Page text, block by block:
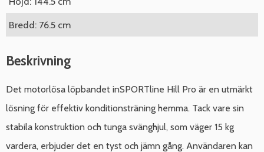
Bredd: 76.5 cm
Beskrivning
Det motorlösa löpbandet inSPORTline Hill Pro är en utmärkt
lösning för effektiv konditionsträning hemma. Tack vare sin
stabila konstruktion och tunga svänghjul, som väger 15 kg
vardera, erbjuder det en tyst och jämn gång. Användaren kan